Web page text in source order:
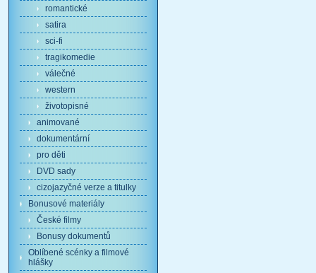
romantické
satira
sci-fi
tragikomedie
válečné
western
životopisné
animované
dokumentární
pro děti
DVD sady
cizojazyčné verze a titulky
Bonusové materiály
České filmy
Bonusy dokumentů
Oblíbené scénky a filmové
hlášky